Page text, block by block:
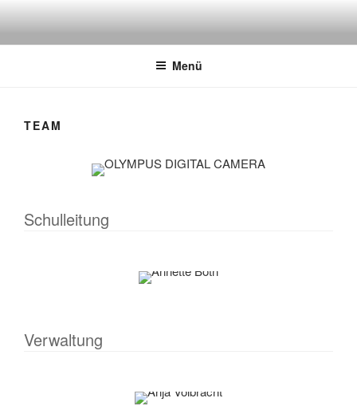
springen
Menü
TEAM
Schulleitung
Verwaltung